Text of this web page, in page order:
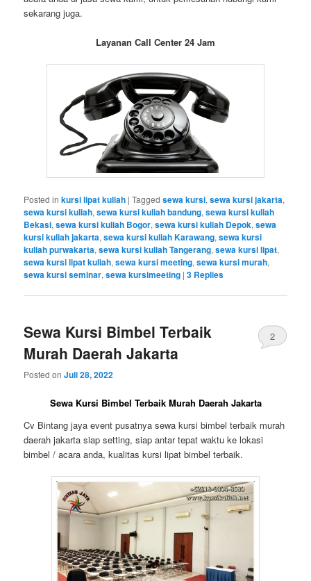
sekarang juga.
Layanan Call Center 24 Jam
Posted in kursi lipat kuliah |Tagged sewa kursi,sewa kursi jakarta,
sewa kursi kuliah,sewa kursi kuliah bandung,sewa kursi kuliah
Bekasi,sewa kursi kuliah Bogor,sewa kursi kuliah Depok,sewa
kursi kuliah jakarta,sewa kursi kuliah Karawang,sewa kursi
kuliah purwakarta,sewa kursi kuliah Tangerang,sewa kursi lipat,
sewa kursi lipat kuliah,sewa kursi meeting,sewa kursi murah,
sewa kursi seminar,sewa kursimeeting |3 Replies
Sewa Kursi Bimbel Terbaik
Murah Daerah Jakarta
Posted onJuli 28, 2022
2
Sewa Kursi Bimbel Terbaik Murah Daerah Jakarta
Cv Bintang jaya event pusatnya sewa kursi bimbel terbaik murah
daerah jakarta siap setting, siap antar tepat waktu ke lokasi
bimbel / acara anda, kualitas kursi lipat bimbel terbaik.